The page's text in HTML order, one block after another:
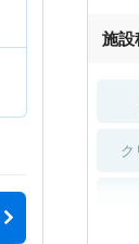
施設
ク